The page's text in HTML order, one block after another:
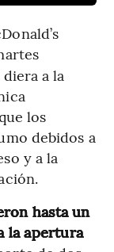
a la
los
debidos a
y a la
hasta un
la apertura